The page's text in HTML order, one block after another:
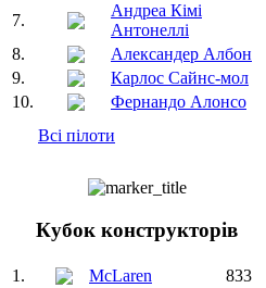
7.
Андреа Кімі
Антонеллі
8.
Александер Албон
9.
Карлос Сайнс-мол
10.
Фернандо Алонсо
Всі пілоти
Кубок конструкторів
1. McLaren
833